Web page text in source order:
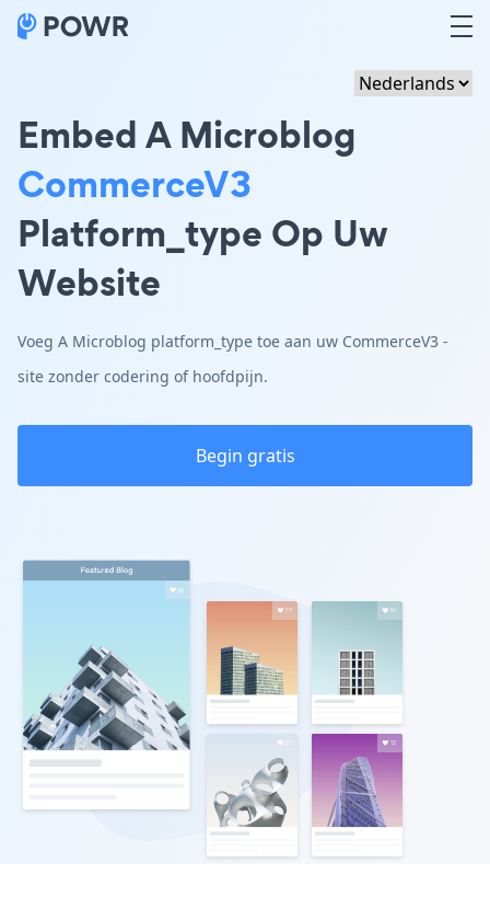
Embed A Microblog
CommerceV3
Platform_type Op Uw
Website
Voeg A Microblog platform_type toe aan uw CommerceV3 -
site zonder codering of hoofdpijn.
Begin gratis